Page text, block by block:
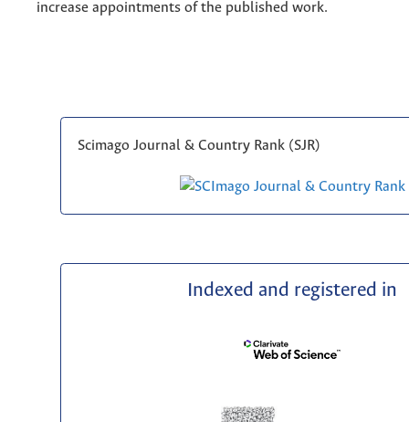
increase appointments of the published work.
Scimago Journal & Country Rank (SJR)
Indexed and registered in